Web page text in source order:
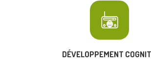
DÉVELOPPEMENT